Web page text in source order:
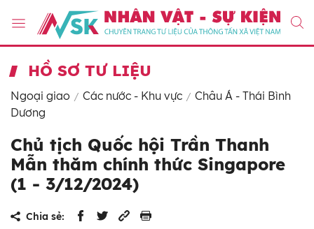
HỒ SƠ TƯ LIỆU
Ngoại giao Các nước - Khu vực
Châu Á - Thái Bình
Dương
Chủ tịch Quốc hội Trần Thanh
Mẫn thăm chính thức Singapore
(1 - 3/12/2024)
Chia sẻ: